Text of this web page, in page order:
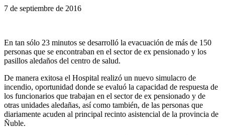
7 de septiembre de 2016
En tan sólo 23 minutos se desarrolló la evacuación de más de 150
personas que se encontraban en el sector de ex pensionado y los
pasillos aledaños del centro de salud.
De manera exitosa el Hospital realizó un nuevo simulacro de
incendio, oportunidad donde se evaluó la capacidad de respuesta de
los funcionarios que trabajan en el sector de ex pensionado y de
otras unidades aledañas, así como también, de las personas que
diariamente acuden al principal recinto asistencial de la provincia de
Ñuble.